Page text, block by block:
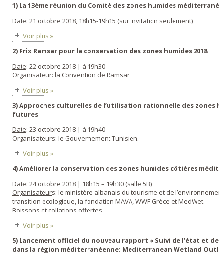
1) La 13ème réunion du Comité des zones humides
Date: 21 octobre 2018, 18h15-19h15 (sur invitation seulement)
Voir plus »
2) Prix Ramsar pour la conservation des zones humides 2018
Date: 22 octobre 2018 | à 19h30
Organisateur: la Convention de Ramsar
Voir plus »
3) Approches culturelles de l’utilisation rationnelle des zones
futures
Date: 23 octobre 2018 | à 19h40
Organisateurs: le Gouvernement Tunisien.
Voir plus »
4) Améliorer la conservation des zones humides côtières
Date: 24 octobre 2018 | 18h15 – 19h30 (salle 5B)
Organisateurs: le ministère albanais du tourisme et de
transition écologique, la fondation MAVA, WWF Grèce et MedWet.
Boissons et collations offertes
Voir plus »
5) Lancement officiel du nouveau rapport « Suivi de l’état et
dans la région méditerranéenne: Mediterranean Wetland